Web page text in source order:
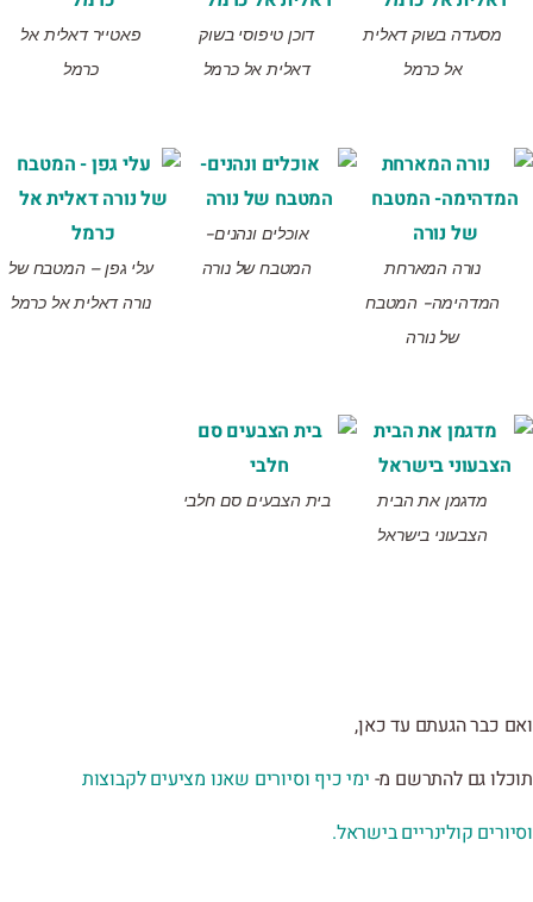
מסעדה בשוק דאלית
אל כרמל
דוכן טיפוסי בשוק
דאלית אל כרמל
פאטייר דאלית אל
כרמל
נורה המארחת
המדהימה- המטבח
של נורה
אוכלים ונהנים-
המטבח של נורה
עלי גפן – המטבח של
נורה דאלית אל כרמל
מדגמן את הבית
הצבעוני בישראל
בית הצבעים סם חלבי
ואם כבר הגעתם עד כאן,
תוכלו גם להתרשם מ- ימי כיף וסיורים שאנו מציעים לקבוצות
וסיורים קולינריים בישראל.